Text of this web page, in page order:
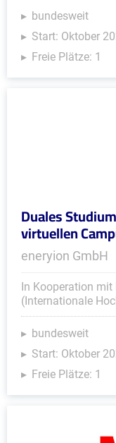
bundesweit
Start: Oktober
Freie Plätze: 1
Duales
virtuellen
eneryion GmbH
In Kooperation mit
(Internationale
bundesweit
Start: Oktober
Freie Plätze: 1